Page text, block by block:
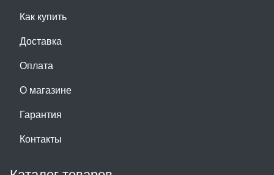
Как купить
Доставка
Оплата
О магазине
Гарантия
Контакты